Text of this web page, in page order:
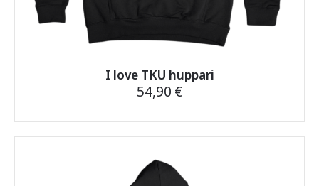
I love TKU huppari
54,90 €
tuotteella
useampi
muunnelma.